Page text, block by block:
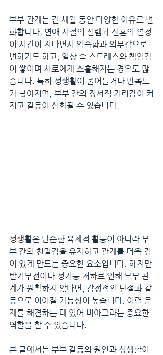
부부 관계는 긴 세월 동안 다양한 이유로 변
화합니다. 연애 시절의 설렘과 신혼의 열정
이 시간이 지나면서 익숙함과 의무감으로
변하기도 하고, 일상 속 스트레스와 책임감
이 쌓이며 서로에게 소홀해지는 경우도 많
습니다. 특히 성생활이 줄어들거나 만족도
가 낮아지면, 부부 간의 정서적 거리감이 커
지고 갈등이 심화될 수 있습니다.
성생활은 단순한 육체적 활동이 아니라 부
부 간의 친밀감을 유지하고 관계를 더욱 깊
이 있게 만드는 중요한 요소입니다. 하지만
발기부전이나 성기능 저하로 인해 부부 관
계가 원활하지 않다면, 감정적인 단절과 갈
등으로 이어질 가능성이 높습니다. 이런 문
제를 해결하는 데 있어 비아그라는 중요한
역할을 할 수 있습니다.
본 글에서는 부부 갈등의 원인과 성생활이